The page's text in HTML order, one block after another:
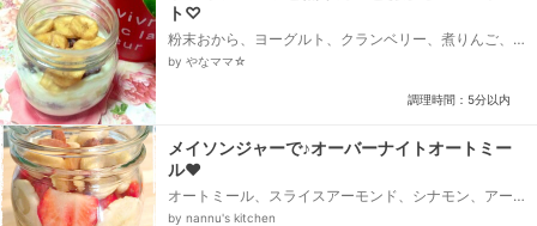
ト♡
粉末おから、ヨーグルト、クランベリー、煮りんご、
ヨーグルト、レーズン、バナナチップ
by やなママ☆
調理時間：5分以内
メイソンジャーで♪オーバーナイトオートミー
ル♥
オートミール、スライスアーモンド、シナモン、アー
モンドミルク 又は、ライスミルク、はちみつ、ブル
by nannu's kitchen